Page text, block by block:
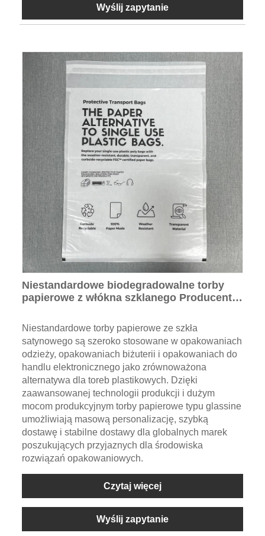
Wyślij zapytanie
Niestandardowe biodegradowalne torby
papierowe z włókna szklanego Producent
tworzyw sztucznych
Niestandardowe torby papierowe ze szkła
satynowego są szeroko stosowane w opakowaniach
odzieży, opakowaniach biżuterii i opakowaniach do
handlu elektronicznego jako zrównoważona
alternatywa dla toreb plastikowych. Dzięki
zaawansowanej technologii produkcji i dużym
mocom produkcyjnym torby papierowe typu glassine
umożliwiają masową personalizację, szybką
dostawę i stabilne dostawy dla globalnych marek
poszukujących przyjaznych dla środowiska
rozwiązań opakowaniowych.
Czytaj więcej
Wyślij zapytanie